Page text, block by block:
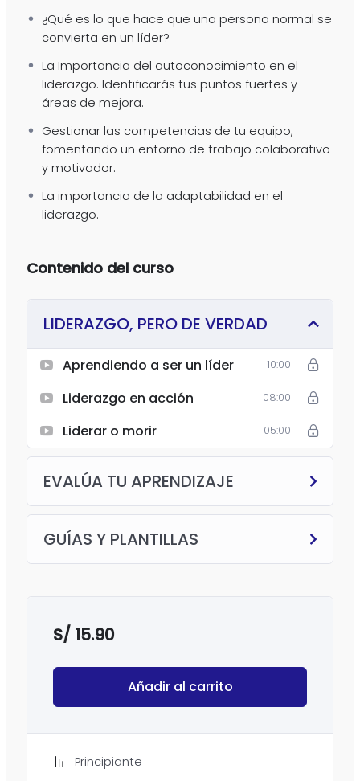
cambios y fomentando un ambiente de trabajo
positivo.
Es el momento de convertirte en un
líder, pero de
verdad
; influir positivamente en tu entorno y guiar a
tu equipo hacia el éxito.
¿Qué es lo que hace que una persona normal se
convierta en un líder?
La Importancia del autoconocimiento en el
liderazgo. Identificarás tus puntos fuertes y
áreas de mejora.
Gestionar las competencias de tu equipo,
fomentando un entorno de trabajo colaborativo
y motivador.
La importancia de la adaptabilidad en el
liderazgo.
Contenido del curso
LIDERAZGO, PERO DE VERDAD
Aprendiendo a ser un líder 10:00
Liderazgo en acción 08:00
Liderar o morir 05:00
EVALÚA TU APRENDIZAJE
GUÍAS Y PLANTILLAS
S/ 15.90
Añadir al carrito
Principiante